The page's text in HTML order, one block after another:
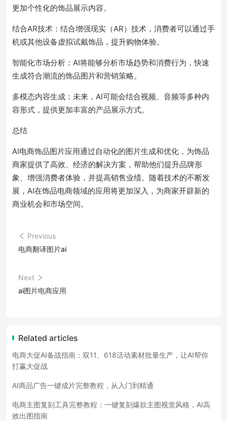
更加个性化的饰品展示内容。
结合AR技术：结合增强现实（AR）技术，消费者可以通过手
机或其他设备虚拟试戴饰品，提升购物体验。
智能化市场分析：AI将能够分析市场趋势和消费行为，快速
生成符合潮流的饰品图片和营销策略。
多模态内容生成：未来，AI可能会结合视频、音频等多种内
容形式，提供更加丰富的产品展示方式。
总结
AI电商饰品图片应用通过自动化的图片生成和优化，为饰品
商家提供了高效、经济的解决方案，帮助他们提升品牌形
象、增强消费者体验，并提高销售业绩。随着技术的不断发
展，AI在饰品电商领域的应用将更加深入，为商家开辟新的
商业机会和市场空间。
Previous
电商翻译图片ai
Next
ai图片电商应用
Related articles
电商大促AI备战指南：双11、618活动素材批量生产，让AI帮你
打赢大促战
AI商品广告一键成片完整教程，从入门到精通
电商主图复刻工具完整教程：一键复刻爆款主图视觉风格，AI高
效出图指南